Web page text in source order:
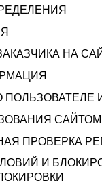
НА
САЙТОМ
ПРОВЕРКА
И